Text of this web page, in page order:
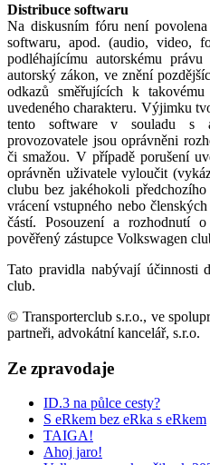
Distribuce softwaru
Na diskusním fóru není
softwaru, apod. (audio, video,
podléhajícímu autorskému
autorský zákon, ve znění
odkazů směřujících k
uvedeného charakteru. Výjimku
tento software v souladu s
provozovatele jsou oprávněni
či smažou. V případě porušení
oprávněn uživatele vyloučit
clubu bez jakéhokoli
vrácení vstupného nebo
částí. Posouzení a rozhodnutí
pověřený zástupce Volkswagen
Tato pravidla nabývají účinnosti
club.
© Transporterclub s.r.o., ve
partneři, advokátní kancelář, s.r.o.
Ze zpravodaje
ID.3 na půlce cesty?
S eRkem bez eRka s eRkem
TAIGA!
Ahoj jaro!